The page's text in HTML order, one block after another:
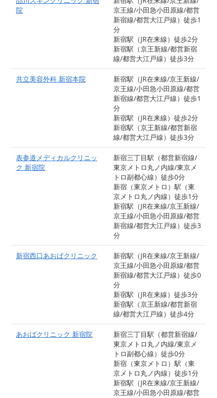
院
京王線/小田急小田原線/都営
新宿線/都営大江戸線）徒歩1
分
新宿駅（JR在来線）徒歩2分
新宿駅（京王新線/都営新宿
線/都営大江戸線）徒歩3分
共立美容外科 新宿本院
新宿駅（JR在来線/京王新線/
京王線/小田急小田原線/都営
新宿線/都営大江戸線）徒歩1
分
新宿駅（JR在来線）徒歩2分
新宿駅（京王新線/都営新宿
線/都営大江戸線）徒歩3分
表参道メディカルクリニッ
ク 新宿院
新宿三丁目駅（都営新宿線/
東京メトロ丸ノ内線/東京メ
トロ副都心線）徒歩0分
新宿（東京メトロ）駅（東
京メトロ丸ノ内線）徒歩1分
新宿駅（JR在来線/京王新線/
京王線/小田急小田原線/都営
新宿線/都営大江戸線）徒歩3
分
新宿西口あおばクリニック
新宿駅（JR在来線/京王新線/
京王線/小田急小田原線/都営
新宿線/都営大江戸線）徒歩0
分
新宿駅（JR在来線）徒歩3分
新宿駅（京王新線/都営新宿
線/都営大江戸線）徒歩4分
あおばクリニック 新宿院
新宿三丁目駅（都営新宿線/
東京メトロ丸ノ内線/東京メ
トロ副都心線）徒歩0分
新宿（東京メトロ）駅（東
京メトロ丸ノ内線）徒歩1分
新宿駅（JR在来線/京王新線/
京王線/小田急小田原線/都営